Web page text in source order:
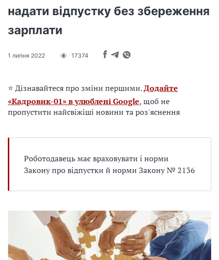
надати відпустку без збереження
зарплати
1 липня 2022 17374
⭐ Дізнавайтеся про зміни першими.Додайте
«Кадровик-01» в улюблені Google, щоб не
пропустити найсвіжіші новини та роз'яснення
Роботодавець має враховувати і норми
Закону про відпустки й норми Закону № 2136